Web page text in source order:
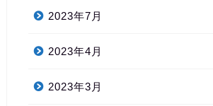
2023年7月
2023年4月
2023年3月